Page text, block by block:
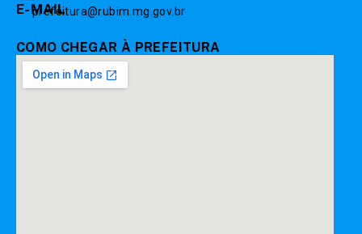
E-MAIL
prefeitura@rubim.mg.gov.br
COMO CHEGAR À PREFEITURA